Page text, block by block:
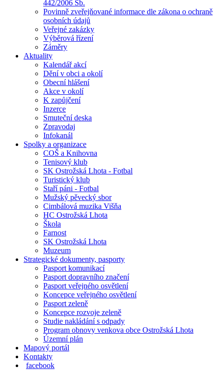
442/2006 Sb.
Povinně zveřejňované informace dle zákona o ochraně
osobních údajů
Veřejné zakázky
Výběrová řízení
Záměry
Aktuality
Kalendář akcí
Dění v obci a okolí
Obecní hlášení
Akce v okolí
K zapůjčení
Inzerce
Smuteční deska
Zpravodaj
Infokanál
Spolky a organizace
COŠ a Knihovna
Tenisový klub
SK Ostrožská Lhota - Fotbal
Turistický klub
Staří páni - Fotbal
Mužský pěvecký sbor
Cimbálová muzika Višňa
HC Ostrožská Lhota
Škola
Farnost
SK Ostrožská Lhota
Muzeum
Strategické dokumenty, pasporty
Pasport komunikací
Pasport dopravního značení
Pasport veřejného osvětlení
Koncepce veřejného osvětlení
Pasport zeleně
Koncepce rozvoje zeleně
Studie nakládání s odpady
Program obnovy venkova obce Ostrožská Lhota
Územní plán
Mapový portál
Kontakty
facebook